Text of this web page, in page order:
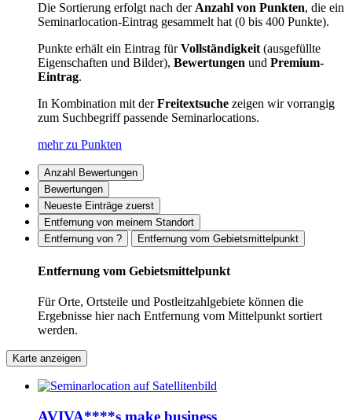
Die Sortierung erfolgt nach derAnzahl von Punkten, die ein
Seminarlocation-Eintrag gesammelt hat (0 bis 400 Punkte).
Punkte erhält ein Eintrag fürVollständigkeit(ausgefüllte
Eigenschaften und Bilder), Bewertungen und Premium-
Eintrag.
In Kombination mit derFreitextsuche zeigen wir vorrangig
zum Suchbegriff passende Seminarlocations.
mehr zu Punkten
Anzahl Bewertungen
Bewertungen
Neueste Einträge zuerst
Entfernung von meinem Standort
Entfernung von ?
Entfernung vom Gebietsmittelpunkt
Entfernung vom Gebietsmittelpunkt
Für Orte, Ortsteile und Postleitzahlgebiete können die
Ergebnisse hier nach Entfernung vom Mittelpunkt sortiert
werden.
Karte anzeigen
AVIVA****s make business